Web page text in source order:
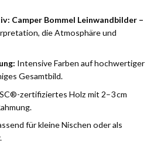
Camper Bommel Leinwandbilder –
die Atmosphäre und
Intensive Farben auf hochwertiger
Gesamtbild.
zertifiziertes Holz mit 2–3 cm
für kleine Nischen oder als